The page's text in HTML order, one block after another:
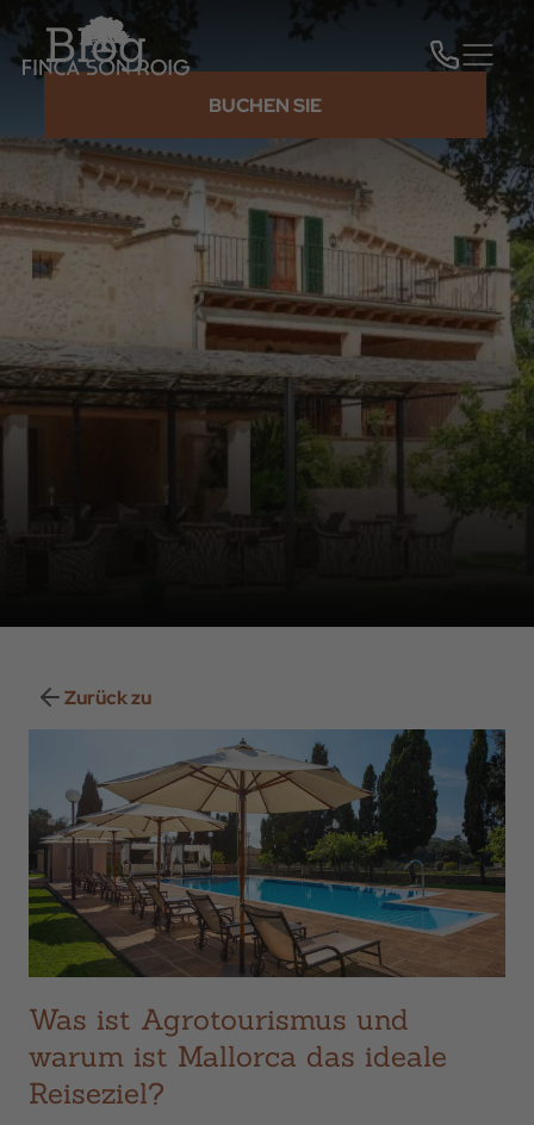
Blog
BUCHEN SIE
Zurück zu
Was ist Agrotourismus und
warum ist Mallorca das ideale
Reiseziel?